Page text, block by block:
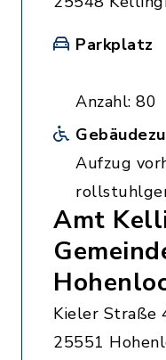
Parkplatz
Anzahl: 80
Aufzug
Amt
Kieler Straße
25551